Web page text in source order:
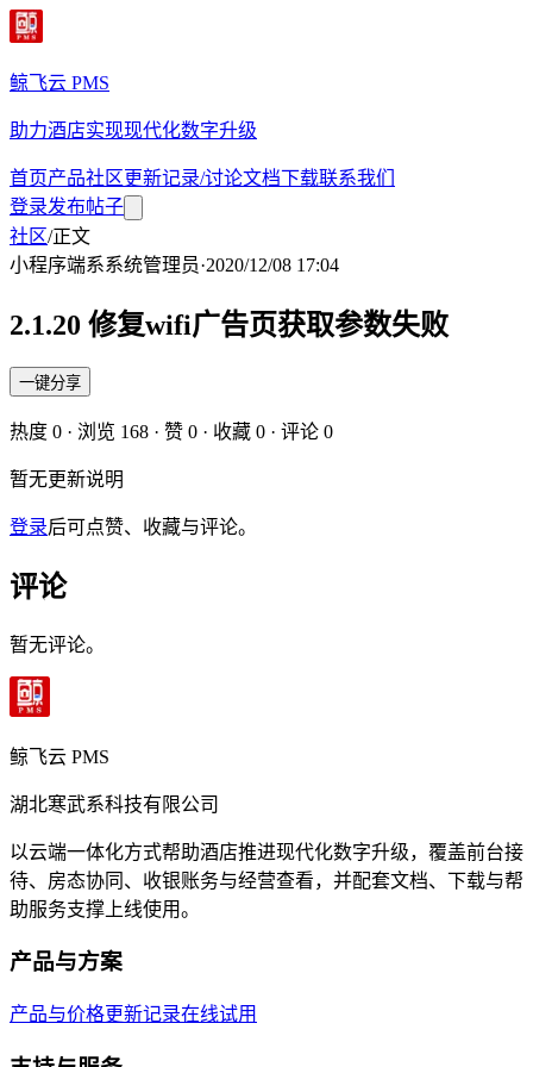
鲸飞云 PMS
助力酒店实现现代化数字升级
首页产品社区更新记录/讨论文档下载联系我们
登录发布帖子
社区/正文
小程序端系系统管理员·2020/12/08 17:04
2.1.20 修复wifi广告页获取参数失败
一键分享
热度 0 · 浏览 168 · 赞 0 · 收藏 0 · 评论 0
暂无更新说明
登录后可点赞、收藏与评论。
评论
暂无评论。
鲸飞云 PMS
湖北寒武系科技有限公司
以云端一体化方式帮助酒店推进现代化数字升级，覆盖前台接
待、房态协同、收银账务与经营查看，并配套文档、下载与帮
助服务支撑上线使用。
产品与方案
产品与价格更新记录在线试用